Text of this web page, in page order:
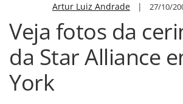
Artur Luiz Andrade | 27/10/
Veja fotos da
da Star Alliance
York